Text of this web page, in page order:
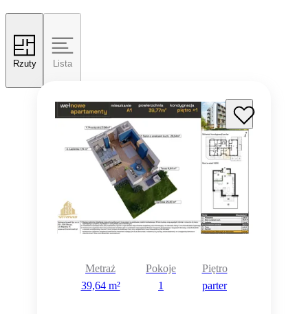
Rzuty Lista
Metraż
39,64 m²
Pokoje
1
Piętro
parter